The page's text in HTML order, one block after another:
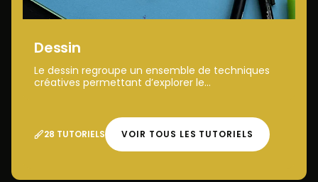
Dessin
Le dessin regroupe un ensemble de techniques
créatives permettant d’explorer le...
28 TUTORIELS VOIR TOUS LES TUTORIELS